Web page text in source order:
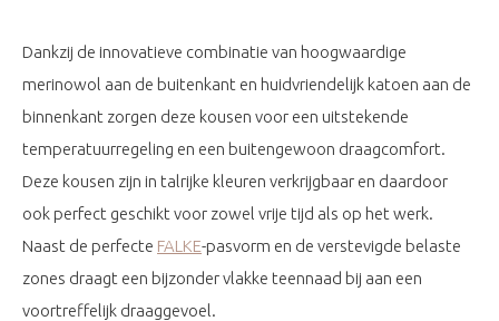
Dankzij de innovatieve combinatie van hoogwaardige
merinowol aan de buitenkant en huidvriendelijk katoen aan de
binnenkant zorgen deze kousen voor een uitstekende
temperatuurregeling en een buitengewoon draagcomfort.
Deze kousen zijn in talrijke kleuren verkrijgbaar en daardoor
ook perfect geschikt voor zowel vrije tijd als op het werk.
Naast de perfecte FALKE-pasvorm en de verstevigde belaste
zones draagt een bijzonder vlakke teennaad bij aan een
voortreffelijk draaggevoel.